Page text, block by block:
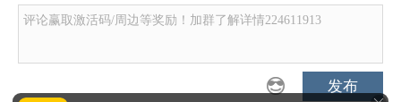
评论赢取激活码/周边等奖励！加群了解详情224611913
发布